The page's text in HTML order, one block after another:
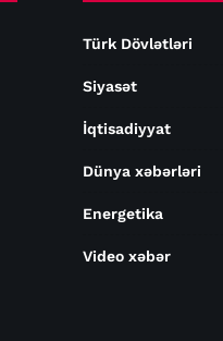
Türk Dövlətləri
Siyasət
İqtisadiyyat
Dünya xəbərləri
Energetika
Video xəbər